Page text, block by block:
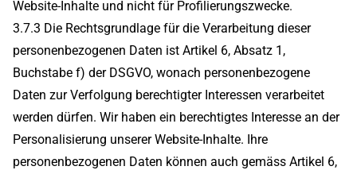
Website-Inhalte und nicht für Profilierungszwecke.
3.7.3 Die Rechtsgrundlage für die Verarbeitung dieser
personenbezogenen Daten ist Artikel 6, Absatz 1,
Buchstabe f) der DSGVO, wonach personenbezogene
Daten zur Verfolgung berechtigter Interessen verarbeitet
werden dürfen. Wir haben ein berechtigtes Interesse an der
Personalisierung unserer Website-Inhalte. Ihre
personenbezogenen Daten können auch gemäss Artikel 6,